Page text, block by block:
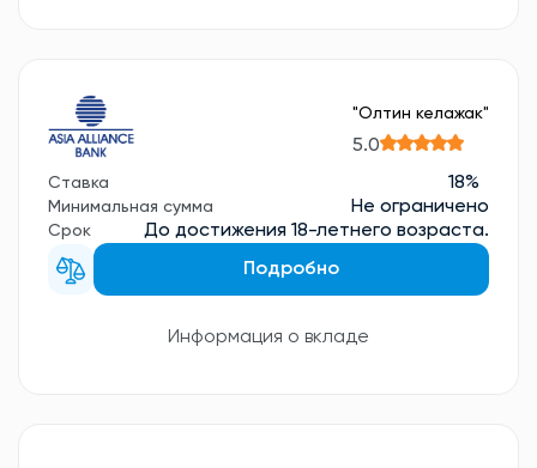
"Олтин келажак"
5.0
Ставка 18%
Минимальная сумма Не ограничено
Срок
До достижения 18-летнего возраста.
Подробно
Информация о вкладе